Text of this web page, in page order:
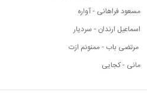
مسعود فراهانی - آواره
اسماعیل ارندان - سردیار
مرتضی باب - ممنونم ازت
مانی - کجایی